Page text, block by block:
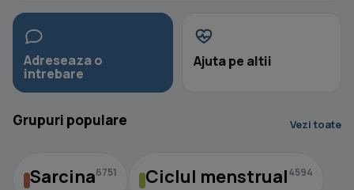
Adreseaza o
intrebare
Ajuta pe altii
Grupuri populare Vezi toate
Sarcina6751 Ciclul menstrual4594